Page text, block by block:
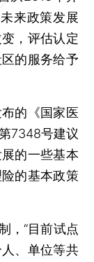
来政策发展
，评估认定
的服务给予
的《国家医
7348号建议
的一些基本
的基本政策
，“目前试点
、单位等共